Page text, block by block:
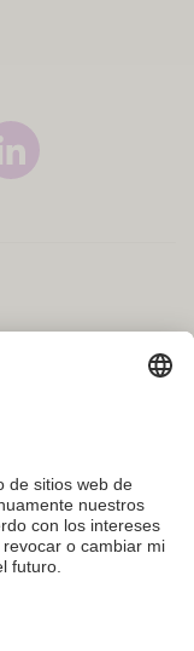
están registrados y
variar en función